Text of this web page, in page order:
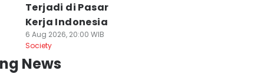
Terjadi di Pasar
Kerja Indonesia
6 Aug 2026, 20:00 WIB
Society
News